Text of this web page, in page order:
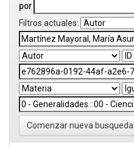
por
Filtros actuales:
Comenzar nueva busqueda